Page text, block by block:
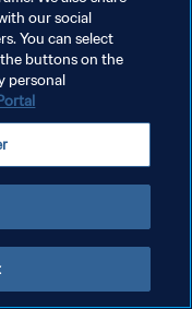
our social
You can select
buttons on the
personal